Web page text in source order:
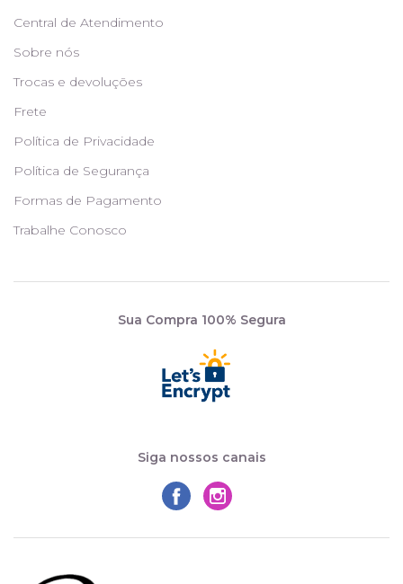
Central de Atendimento
Sobre nós
Trocas e devoluções
Frete
Política de Privacidade
Política de Segurança
Formas de Pagamento
Trabalhe Conosco
Sua Compra 100% Segura
Siga nossos canais